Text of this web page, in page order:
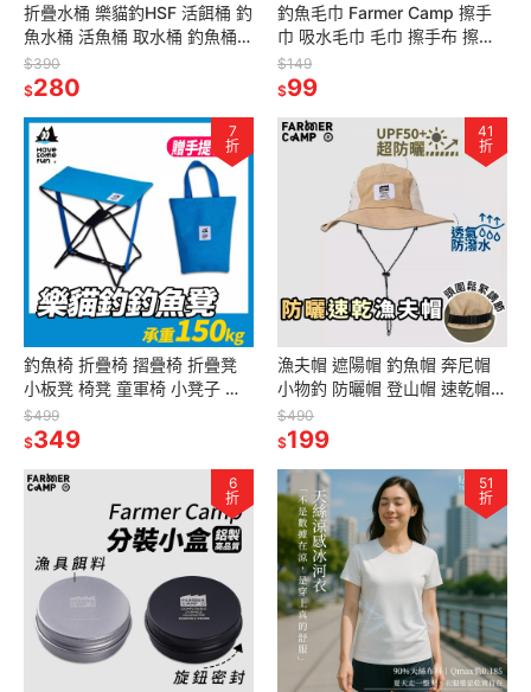
折疊水桶 樂貓釣HSF 活餌桶 釣
魚水桶 活魚桶 取水桶 釣魚桶
打水桶 觀魚桶 取水袋 釣魚 小
物釣 釣魚
$390
$280
釣魚毛巾 Farmer Camp 擦手
巾 吸水毛巾 毛巾 擦手布 擦手
毛巾 釣魚配件 小物釣 釣魚
$149
$99
7
折
釣魚椅 折疊椅 摺疊椅 折疊凳
小板凳 椅凳 童軍椅 小凳子 小
$499
$349
41
折
漁夫帽 遮陽帽 釣魚帽 奔尼帽
小物釣 防曬帽 登山帽 速乾帽
UPF50+防曬
$490
$199
6
折
51
折